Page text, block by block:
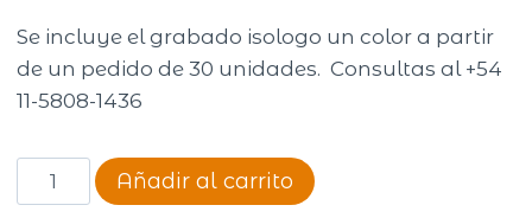
Se incluye el grabado isologo un color a partir
de un pedido de 30 unidades. Consultas al +54
11-5808-1436
Mochila
Smith
Añadir al carrito